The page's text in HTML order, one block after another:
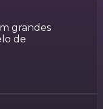
grandes
de